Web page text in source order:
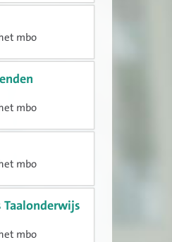
mbo
mbo
mbo
mbo